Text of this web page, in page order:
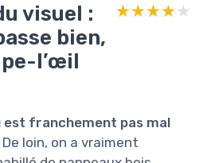
visuel :
bien,
l’œil
★★★★★
★★★★★
est franchement pas mal
loin, on a vraiment